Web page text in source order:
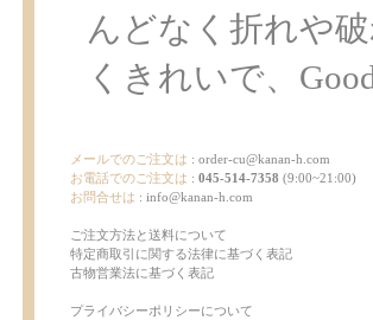
んどなく折れや
くきれいで、
メールでのご注文は : order-cu@kanan-h.com
お電話でのご注文は : 045-514-7358 (9:00~21:00)
お問合せは : info@kanan-h.com
ご注文方法と送料について
特定商取引に関する法律に基づく表記
古物営業法に基づく表記
プライバシーポリシーについて